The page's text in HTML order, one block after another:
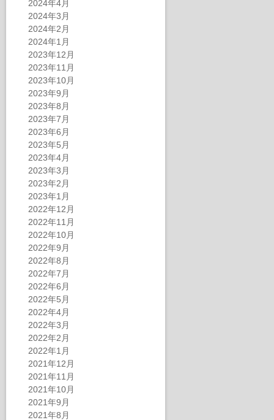
2024年4月
2024年3月
2024年2月
2024年1月
2023年12月
2023年11月
2023年10月
2023年9月
2023年8月
2023年7月
2023年6月
2023年5月
2023年4月
2023年3月
2023年2月
2023年1月
2022年12月
2022年11月
2022年10月
2022年9月
2022年8月
2022年7月
2022年6月
2022年5月
2022年4月
2022年3月
2022年2月
2022年1月
2021年12月
2021年11月
2021年10月
2021年9月
2021年8月